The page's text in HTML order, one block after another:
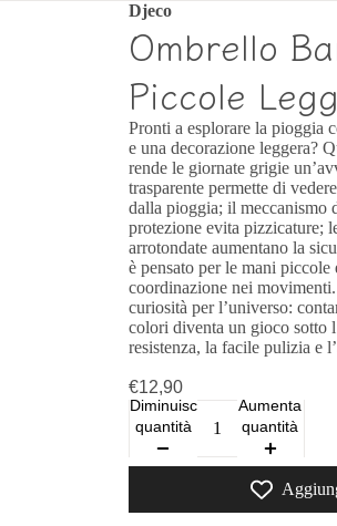
Djeco
Ombrello
Piccole
Pronti a esplorare la pioggia
e una decorazione leggera?
rende le giornate grigie
trasparente permette di
dalla pioggia; il meccanismo
protezione evita pizzicature;
arrotondate aumentano la
è pensato per le mani
coordinazione nei
curiosità per l’universo:
colori diventa un gioco sotto
resistenza, la facile pulizia e
€12,90
Diminuisci
quantità
Aumenta
quantità